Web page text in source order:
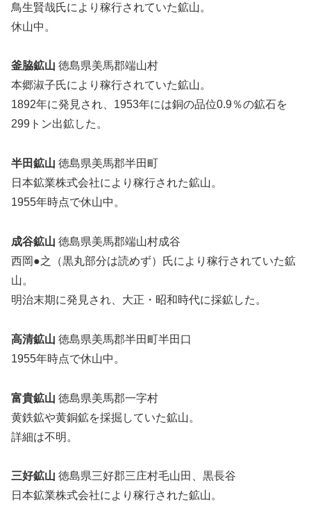
鳥生賢哉氏により稼行されていた鉱山。
休山中。
釜脇鉱山 徳島県美馬郡端山村
本郷淑子氏により稼行されていた鉱山。
1892年に発見され、1953年には銅の品位0.9％の鉱石を
299トン出鉱した。
半田鉱山 徳島県美馬郡半田町
日本鉱業株式会社により稼行された鉱山。
1955年時点で休山中。
成谷鉱山 徳島県美馬郡端山村成谷
西岡●之（黒丸部分は読めず）氏により稼行されていた鉱
山。
明治末期に発見され、大正・昭和時代に採鉱した。
高清鉱山 徳島県美馬郡半田町半田口
1955年時点で休山中。
富貴鉱山 徳島県美馬郡一字村
黄鉄鉱や黄銅鉱を採掘していた鉱山。
詳細は不明。
三好鉱山 徳島県三好郡三庄村毛山田、黒長谷
日本鉱業株式会社により稼行された鉱山。